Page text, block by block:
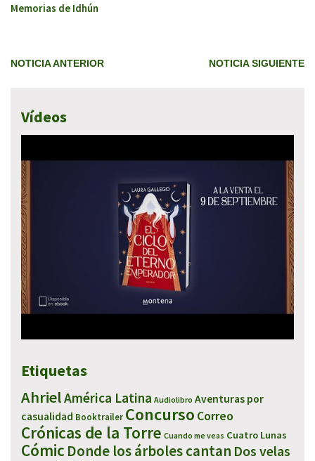
Memorias de Idhún
NOTICIA ANTERIOR NOTICIA SIGUIENTE
Vídeos
Etiquetas
AhrielAmérica Latina Audiolibro Aventuras por
casualidad Booktrailer Concurso Correo
Crónicas de la Torre Cuando me veas Cuatro Lunas
Cómic Donde los árboles cantan Dos velas